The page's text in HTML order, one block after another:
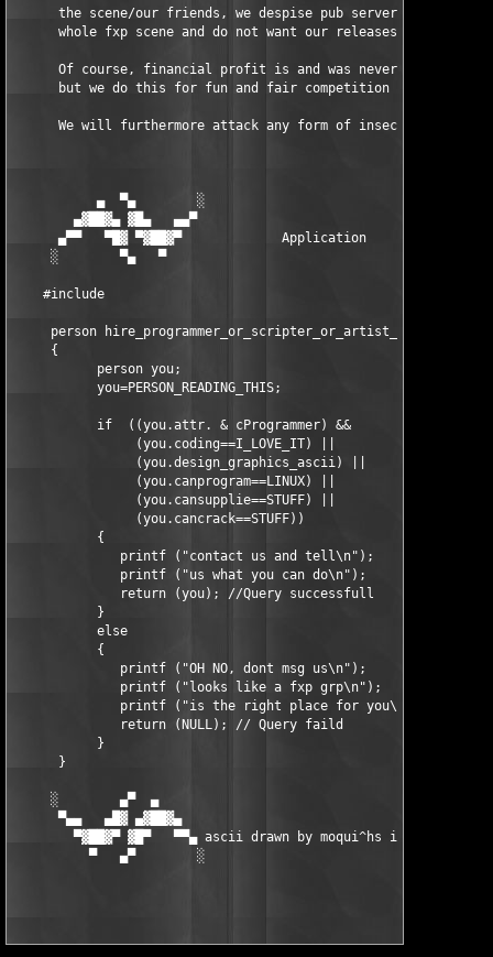
person
     {
           person you;
           you=PERSON_READING_THIS;
           if  ((you.attr. & cProgrammer) &&
                (you.coding==I_LOVE_IT) ||
                (you.design_graphics_ascii) ||
                (you.canprogram==LINUX) ||
                (you.cansupplie==STUFF) ||
                (you.cancrack==STUFF))
           {
              printf ("contact us and tell\n");
              printf ("us what you can do\n");
              return (you); //Query successfull
           }
           else
           {
              printf ("OH NO, dont msg us\n");
              printf ("looks like a fxp grp\n");
              printf ("is the right place for you\n");
              return (NULL); // Query faild
           }
      }
░        ▄▀  ▄
▀▄▄   ▄█▓ ▄▓██▓▄
▀▓██▓▀ ▓█▀   ▀▀▄ ascii drawn by moqui^hs in 2003 ▄▀▀
▀   ▄▀        ░                               ░